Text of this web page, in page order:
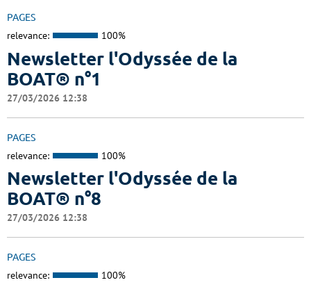
PAGES
relevance: 100%
Newsletter l'Odyssée de la
BOAT® n°1
27/03/2026 12:38
PAGES
relevance: 100%
Newsletter l'Odyssée de la
BOAT® n°8
27/03/2026 12:38
PAGES
relevance: 100%